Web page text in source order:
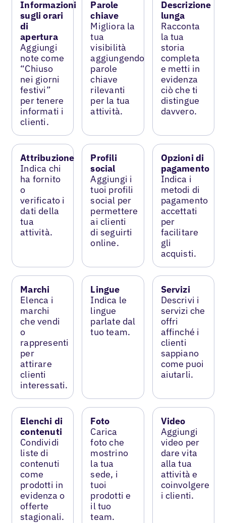
Informazioni
sugli orari
di
apertura
Aggiungi
note come
“Chiuso
nei giorni
festivi”
per tenere
informati i
clienti.
Parole
chiave
Migliora la
tua
visibilità
aggiungendo
parole
chiave
rilevanti
per la tua
attività.
Descrizione
lunga
Racconta
la tua
storia
completa
e metti in
evidenza
ciò che ti
distingue
davvero.
Attribuzione
Indica chi
ha fornito
o
verificato i
dati della
tua
attività.
Profili
social
Aggiungi i
tuoi profili
social per
permettere
ai clienti
di seguirti
online.
Opzioni di
pagamento
Indica i
metodi di
pagamento
accettati
per
facilitare
gli
acquisti.
Marchi
Elenca i
marchi
che vendi
o
rappresenti
per
attirare
clienti
interessati.
Lingue
Indica le
lingue
parlate dal
tuo team.
Servizi
Descrivi i
servizi che
offri
affinché i
clienti
sappiano
come puoi
aiutarli.
Elenchi di
contenuti
Condividi
liste di
contenuti
come
prodotti in
evidenza o
offerte
stagionali.
Foto
Carica
foto che
mostrino
la tua
sede, i
tuoi
prodotti e
il tuo
team.
Video
Aggiungi
video per
dare vita
alla tua
attività e
coinvolgere
i clienti.